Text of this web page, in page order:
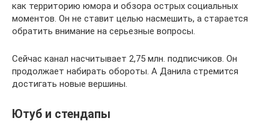
как территорию юмора и обзора острых социальных
моментов. Он не ставит целью насмешить, а старается
обратить внимание на серьезные вопросы.
Сейчас канал насчитывает 2,75 млн. подписчиков. Он
продолжает набирать обороты. А Данила стремится
достигать новые вершины.
Ютуб и стендапы